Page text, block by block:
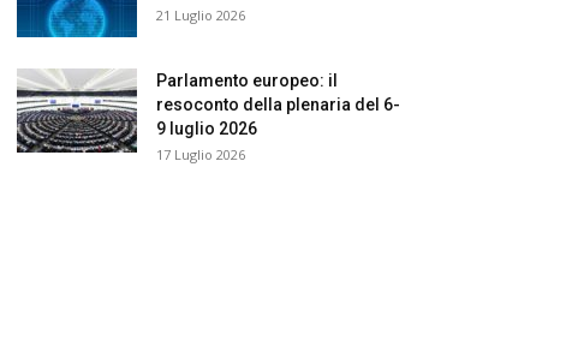
21 Luglio 2026
Parlamento europeo: il
resoconto della plenaria del 6-
9 luglio 2026
17 Luglio 2026